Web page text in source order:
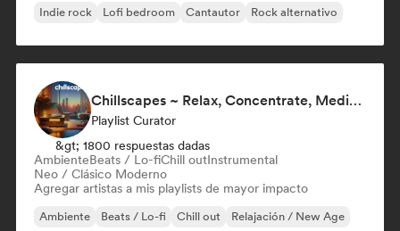
Indie rock
Lofi bedroom Cantautor Rock alternativo
Chillscapes ~ Relax, Concentrate, Meditate, Sleep, Dream
Playlist Curator
&gt; 1800 respuestas dadas
AmbienteBeats / Lo-fiChill outInstrumental
Neo / Clásico Moderno
Agregar artistas a mis playlists de mayor impacto
Ambiente Beats / Lo-fi Chill out
Relajación / New Age